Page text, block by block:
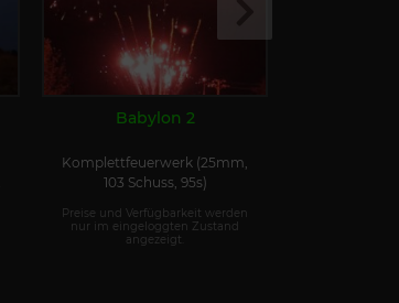
Babylon 2
Komplettfeuerwerk (25mm,
103 Schuss, 95s)
Preise und Verfügbarkeit werden
nur im eingeloggten Zustand
angezeigt.